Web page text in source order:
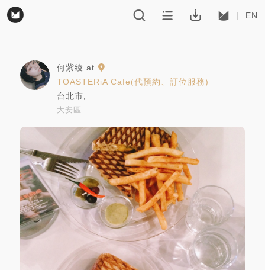
EN
何紫綾 at
TOASTERiA Cafe(代預約、訂位服務)
台北市
大安區